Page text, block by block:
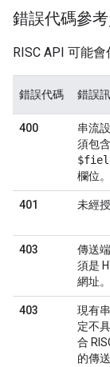
錯誤代碼參
RISC API 可能會
錯誤代碼 錯誤
400
串流
須包含
欄位。
401 未經授
403
傳送
須是
網址。
403
現有
定不
合
的傳